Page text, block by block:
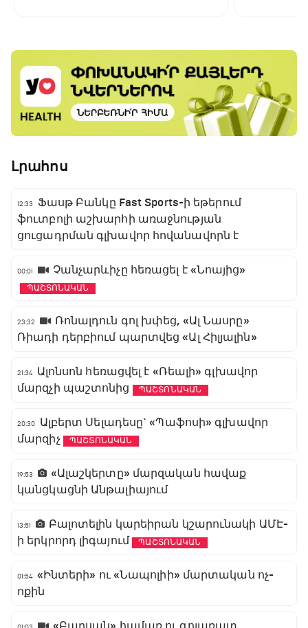
Լրահոս
12:33
Ֆասթ Բանկը Fast Sports-ի եթերում
ֆուտբոլի աշխարհի առաջնության
ցուցադրման գլխավոր հովանավորն է
00:01 Չանչարևիչը հեռացել է «Նոայից»
ՊԱՇՏՈՆԱԿԱՆ
23:32
Ռոնալդուն գոլ խփեց, «Ալ Նասրը»
Ռիադի դերբիում պարտվեց «Ալ Հիլյալին»
21:34 Ալոնսոն հեռացվել է «Ռեալի» գլխավոր
մարզչի պաշտոնից
ՊԱՇՏՈՆԱԿԱՆ
20:30
Ալբերտ Սելադեսը` «Պաֆոսի» գլխավոր
մարզիչ
ՊԱՇՏՈՆԱԿԱՆ
19:53
«Ալաշկերտը» մարզական հավաք
կանցկացնի Անթալիայում
13:51
Բալոտելին կարեիրան կշարունակի ԱՄԷ-
ի երկրորդ լիգայում
ՊԱՇՏՈՆԱԿԱՆ
01:54 «Ինտերի» ու «Նապոլիի» մարտական ոչ-
ոքին